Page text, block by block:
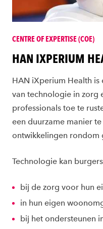
CENTRE OF EXPERTISE (COE)
HAN IXPERIUM
HAN iXperium Health
van technologie in zorg
professionals toe te
een duurzame manier
ontwikkelingen rondom
Technologie kan
bij de zorg voor hun
in hun eigen
bij het ondersteunen